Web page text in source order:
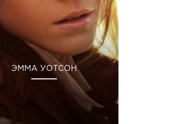
ЭММА УОТСОН